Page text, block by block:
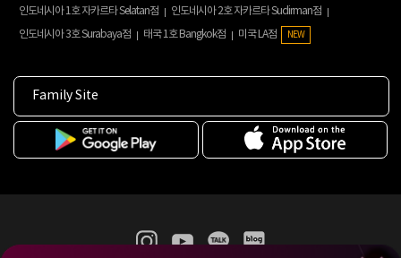
인도네시아 1호 자카르타 Selatan점
인도네시아 2호 자카르타 Sudirman점
인도네시아 3호 Surabaya점
태국 1호 Bangkok점 미국 LA점 NEW
Family Site